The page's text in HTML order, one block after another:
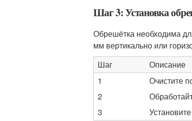
Шаг 3: Установка
Обрешётка необходима
мм вертикально или
Шаг
Описание
1
Очистите
2
3